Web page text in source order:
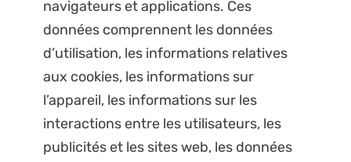
navigateurs et applications. Ces
données comprennent les données
d’utilisation, les informations relatives
aux cookies, les informations sur
l’appareil, les informations sur les
interactions entre les utilisateurs, les
publicités et les sites web, les données